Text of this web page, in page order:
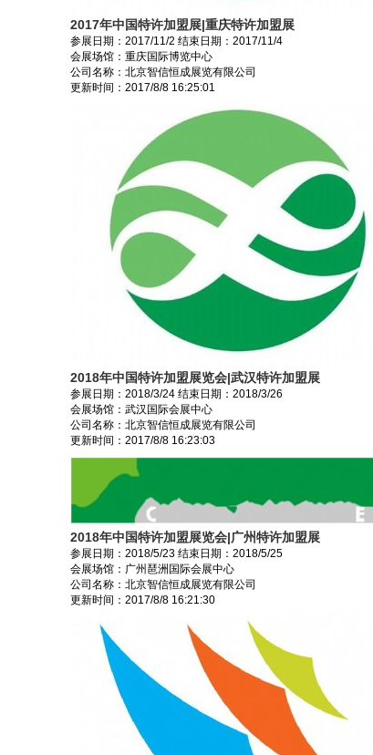
2017年中国特许加盟展|重庆特许加盟展
参展日期： 2017/11/2 结束日期： 2017/11/4
会展场馆： 重庆国际博览中心
公司名称：北京智信恒成展览有限公司
更新时间： 2017/8/8 16:25:01
2018年中国特许加盟展览会|武汉特许加盟展
参展日期： 2018/3/24 结束日期： 2018/3/26
会展场馆： 武汉国际会展中心
公司名称：北京智信恒成展览有限公司
更新时间： 2017/8/8 16:23:03
2018年中国特许加盟展览会|广州特许加盟展
参展日期： 2018/5/23 结束日期： 2018/5/25
会展场馆： 广州琶洲国际会展中心
公司名称：北京智信恒成展览有限公司
更新时间： 2017/8/8 16:21:30